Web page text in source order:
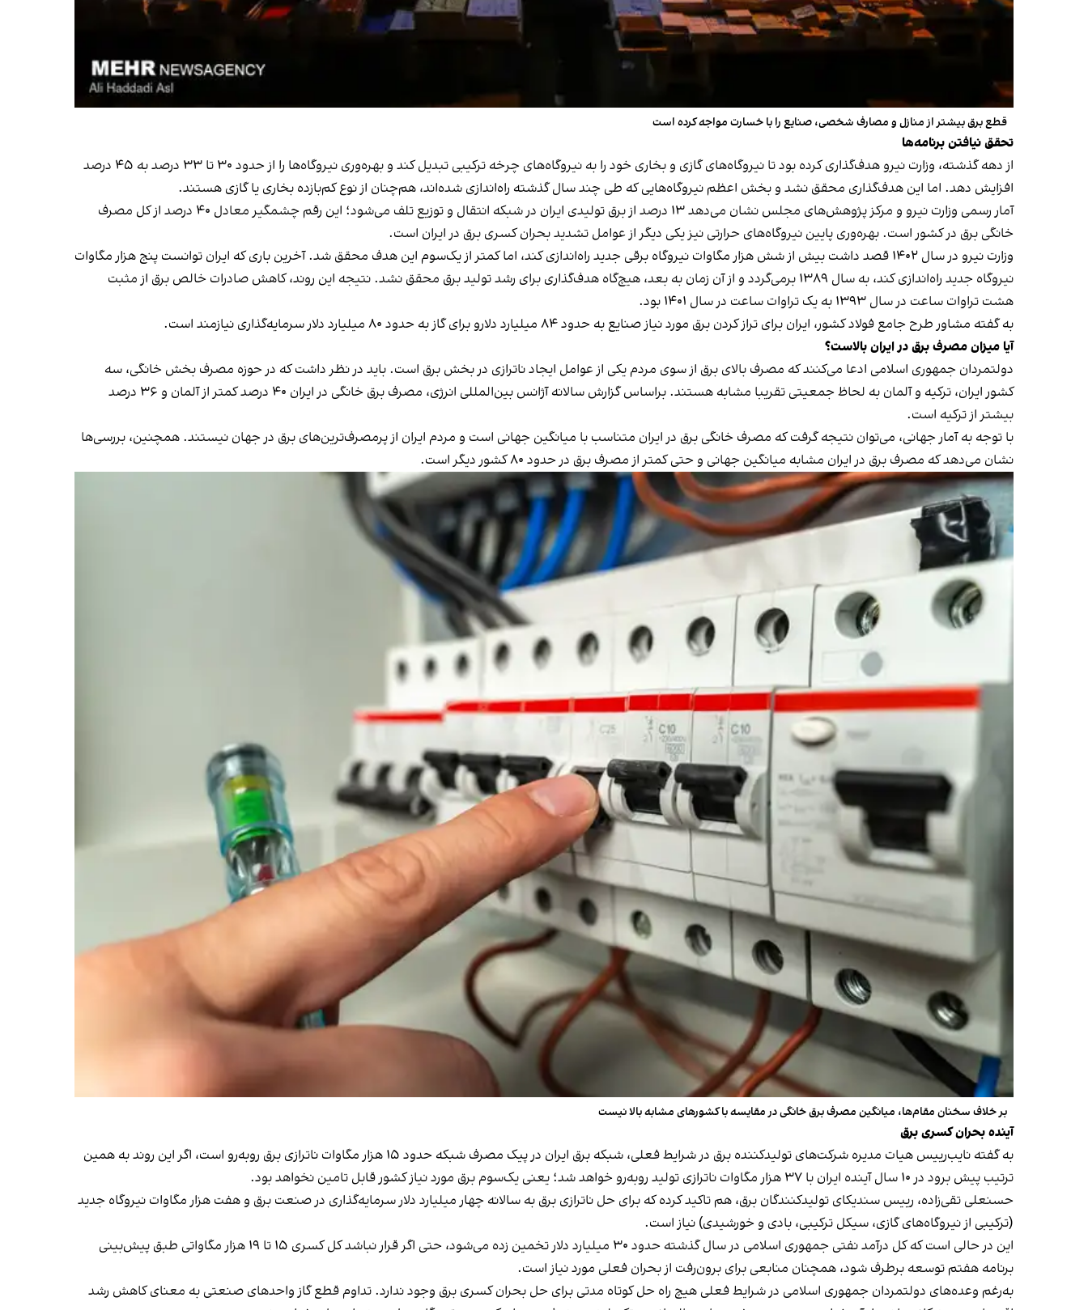
قطع برق بیشتر از منازل و مصارف شخصی، صنایع را با خسارت مواجه کرده است
تحقق نیافتن برنامه‌ها
از دهه گذشته، وزارت نیرو هدف‌گذاری کرده بود تا نیروگاه‌های گازی و بخاری خود را به نیروگاه‌های چرخه ترکیبی تبدیل کند و بهره‌وری نیروگاه‌ها را از حدود ۳۰ تا ۳۳ درصد به ۴۵ درصد
افزایش دهد. اما این هدف‌گذاری محقق نشد و بخش اعظم نیروگاه‌هایی که طی چند سال گذشته راه‌اندازی شده‌اند، هم‌چنان از نوع کم‌بازده بخاری یا گازی هستند.
آمار رسمی وزارت نیرو و مرکز پژوهش‌های مجلس نشان می‌دهد ۱۳ درصد از برق تولیدی ایران در شبکه انتقال و توزیع تلف می‌شود؛ این رقم چشمگیر معادل ۴۰ درصد از کل مصرف
خانگی برق در کشور است. بهره‌وری پایین نیروگاه‌های حرارتی نیز یکی دیگر از عوامل تشدید بحران کسری برق در ایران است.
وزارت نیرو در سال ۱۴۰۲ قصد داشت بیش از شش هزار مگاوات نیروگاه برقی جدید راه‌اندازی کند، اما کمتر از یک‌سوم این هدف محقق شد. آخرین باری که ایران توانست پنج هزار مگاوات
نیروگاه جدید راه‌اندازی کند، به سال ۱۳۸۹ برمی‌گردد و از آن زمان به بعد، هیچ‌گاه هدف‌گذاری برای رشد تولید برق محقق نشد. نتیجه این روند، کاهش صادرات خالص برق از مثبت
هشت تراوات ساعت در سال ۱۳۹۳ به یک تراوات ساعت در سال ۱۴۰۱ بود.
به گفته مشاور طرح جامع فولاد کشور، ایران برای تراز کردن برق مورد نیاز صنایع به حدود ۸۴ میلیارد دلارو برای گاز به حدود ۸۰ میلیارد دلار سرمایه‌گذاری نیازمند است.
آیا میزان مصرف برق در ایران بالاست؟
دولتمردان جمهوری اسلامی ادعا می‌کنند که مصرف بالای برق از سوی مردم یکی از عوامل ایجاد ناترازی در بخش برق است. باید در نظر داشت که در حوزه مصرف بخش خانگی، سه
کشور ایران، ترکیه و آلمان به لحاظ جمعیتی تقریبا مشابه هستند. براساس گزارش سالانه آژانس بین‌المللی انرژی، مصرف برق خانگی در ایران ۴۰ درصد کمتر از آلمان و ۳۶ درصد
بیشتر از ترکیه است.
با توجه به آمار جهانی، می‌توان نتیجه گرفت که مصرف خانگی برق در ایران متناسب با میانگین جهانی است و مردم ایران از پرمصرف‌ترین‌های برق در جهان نیستند. همچنین، بررسی‌ها
نشان می‌دهد که مصرف برق در ایران مشابه میانگین جهانی و حتی کمتر از مصرف برق در حدود ۸۰ کشور دیگر است.
بر خلاف سخنان مقام‌ها، میانگین مصرف برق خانگی در مقایسه با کشورهای مشابه بالا نیست
آینده بحران کسری برق
به گفته نایب‌رییس هیات مدیره شرکت‌های تولیدکننده برق در شرایط فعلی، شبکه برق ایران در پیک مصرف شبکه حدود ۱۵ هزار مگاوات ناترازی برق روبه‌رو است، اگر این روند به همین
ترتیب پیش برود در ۱۰ سال آینده ایران با ۳۷ هزار مگاوات ناترازی تولید روبه‌رو خواهد شد؛ یعنی یک‌‌سوم برق مورد نیاز کشور قابل تامین نخواهد بود.
حسنعلی تقی‌زاده، رییس سندیکای تولیدکنندگان برق، هم تاکید کرده که برای حل ناترازی برق به سالانه چهار میلیارد دلار سرمایه‌گذاری در صنعت برق و هفت هزار مگاوات نیروگاه جدید
(ترکیبی از نیروگاه‌های گازی، سیکل ترکیبی، بادی و خورشیدی) نیاز است.
این در حالی است که کل درآمد نفتی جمهوری اسلامی در سال گذشته حدود ۳۰ میلیارد دلار تخمین زده می‌شود، حتی اگر قرار نباشد کل کسری ۱۵ تا ۱۹ هزار مگاواتی طبق پیش‌بینی
برنامه هفتم توسعه برطرف شود، همچنان منابعی برای برون‌رفت از بحران فعلی مورد نیاز است.
به‌رغم وعده‌های دولتمردان جمهوری اسلامی در شرایط فعلی هیچ راه حل کوتاه مدتی برای حل بحران کسری برق وجود ندارد. تداوم قطع گاز واحدهای صنعتی به معنای کاهش رشد